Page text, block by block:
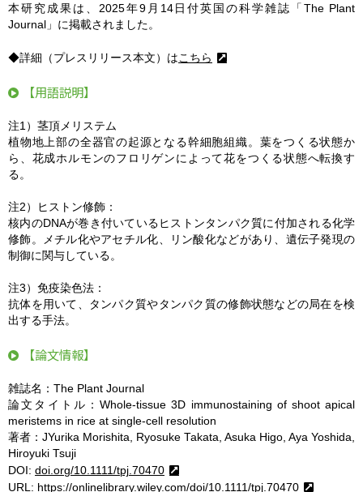
本研究成果は、2025年9月14日付英国の科学雑誌「The Plant
Journal」に掲載されました。
◆詳細（プレスリリース本文）はこちら
【用語説明】
注1）茎頂メリステム
植物地上部の全器官の起源となる幹細胞組織。葉をつくる状態か
ら、花成ホルモンのフロリゲンによって花をつくる状態へ転換す
る。
注2）ヒストン修飾：
核内のDNAが巻き付いているヒストンタンパク質に付加される化学
修飾。メチル化やアセチル化、リン酸化などがあり、遺伝子発現の
制御に関与している。
注3）免疫染色法：
抗体を用いて、タンパク質やタンパク質の修飾状態などの局在を検
出する手法。
【論文情報】
雑誌名：The Plant Journal
論文タイトル：Whole-tissue 3D immunostaining of shoot apical
meristems in rice at single-cell resolution
著者：JYurika Morishita, Ryosuke Takata, Asuka Higo, Aya Yoshida,
Hiroyuki Tsuji
DOI: doi.org/10.1111/tpj.70470
URL: https://onlinelibrary.wiley.com/doi/10.1111/tpj.70470